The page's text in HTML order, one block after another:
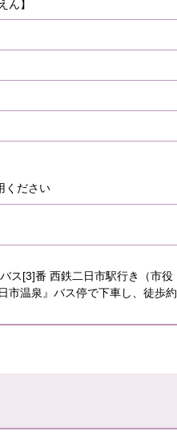
ん】
ください
ス[3]番 西鉄二日市駅行き（市役
市温泉』バス停で下車し、徒歩約